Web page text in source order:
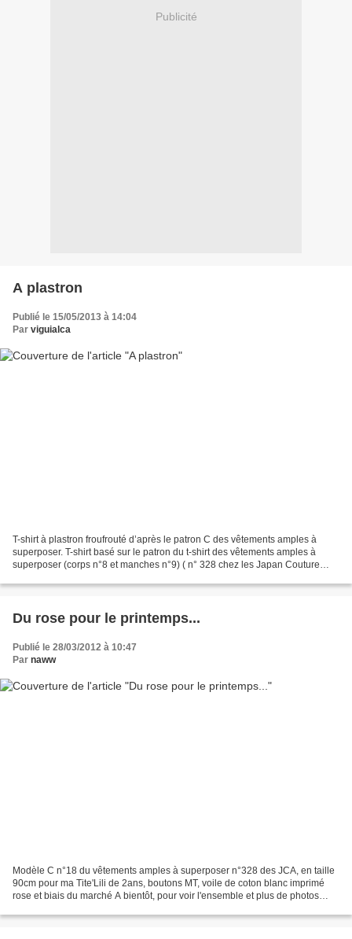
Publicité
A plastron
Publié le 15/05/2013 à 14:04
Par viguialca
T-shirt à plastron froufrouté d’après le patron C des vêtements amples à
superposer. T-shirt basé sur le patron du t-shirt des vêtements amples à
superposer (corps n°8 et manches n°9) ( n° 328 chez les Japan Couture
Du rose pour le printemps...
Publié le 28/03/2012 à 10:47
Par naww
Modèle C n°18 du vêtements amples à superposer n°328 des JCA, en taille
90cm pour ma Tite'Lili de 2ans, boutons MT, voile de coton blanc imprimé
rose et biais du marché A bientôt, pour voir l'ensemble et plus de photos